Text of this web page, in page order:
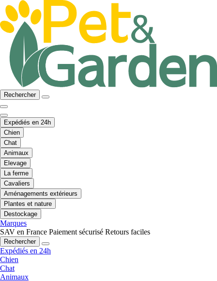
Rechercher
Expédiés en 24h
Chien
Chat
Animaux
Elevage
La ferme
Cavaliers
Aménagements extérieurs
Plantes et nature
Destockage
Marques
SAV en France Paiement sécurisé Retours faciles
Rechercher
Expédiés en 24h
Chien
Chat
Animaux